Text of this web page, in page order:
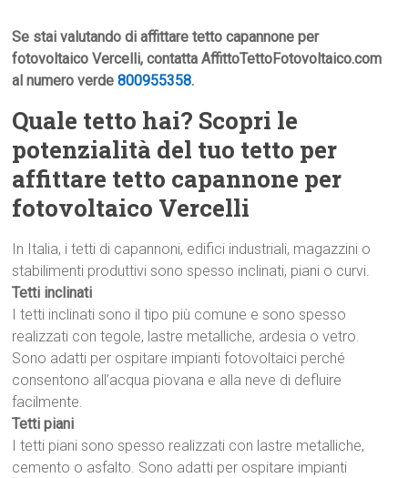
Se stai valutando di affittare tetto capannone per
fotovoltaico Vercelli, contatta AffittoTettoFotovoltaico.com
al numero verde800955358.
Quale tetto hai? Scopri le
potenzialità del tuo tetto per
affittare tetto capannone per
fotovoltaico Vercelli
In Italia, i tetti di capannoni, edifici industriali, magazzini o
stabilimenti produttivi sono spesso inclinati, piani o curvi.
Tetti inclinati
I tetti inclinati sono il tipo più comune e sono spesso
realizzati con tegole, lastre metalliche, ardesia o vetro.
Sono adatti per ospitare impianti fotovoltaici perché
consentono all’acqua piovana e alla neve di defluire
facilmente.
Tetti piani
I tetti piani sono spesso realizzati con lastre metalliche,
cemento o asfalto. Sono adatti per ospitare impianti